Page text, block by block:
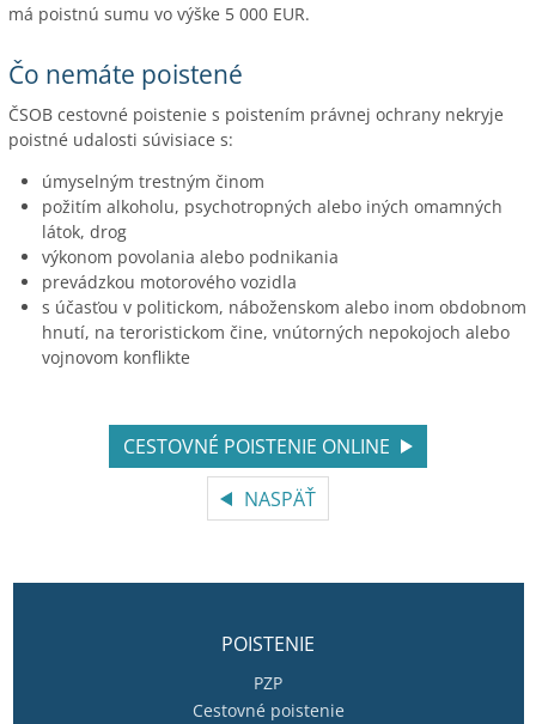
má poistnú sumu vo výške 5 000 EUR.
Čo nemáte poistené
ČSOB cestovné poistenie s poistením právnej ochrany nekryje
poistné udalosti súvisiace s:
úmyselným trestným činom
požitím alkoholu, psychotropných alebo iných omamných
látok, drog
výkonom povolania alebo podnikania
prevádzkou motorového vozidla
s účasťou v politickom, náboženskom alebo inom obdobnom
hnutí, na teroristickom čine, vnútorných nepokojoch alebo
vojnovom konflikte
NASPÄŤ
CESTOVNÉ POISTENIE ONLINE
POISTENIE
PZP
Cestovné poistenie